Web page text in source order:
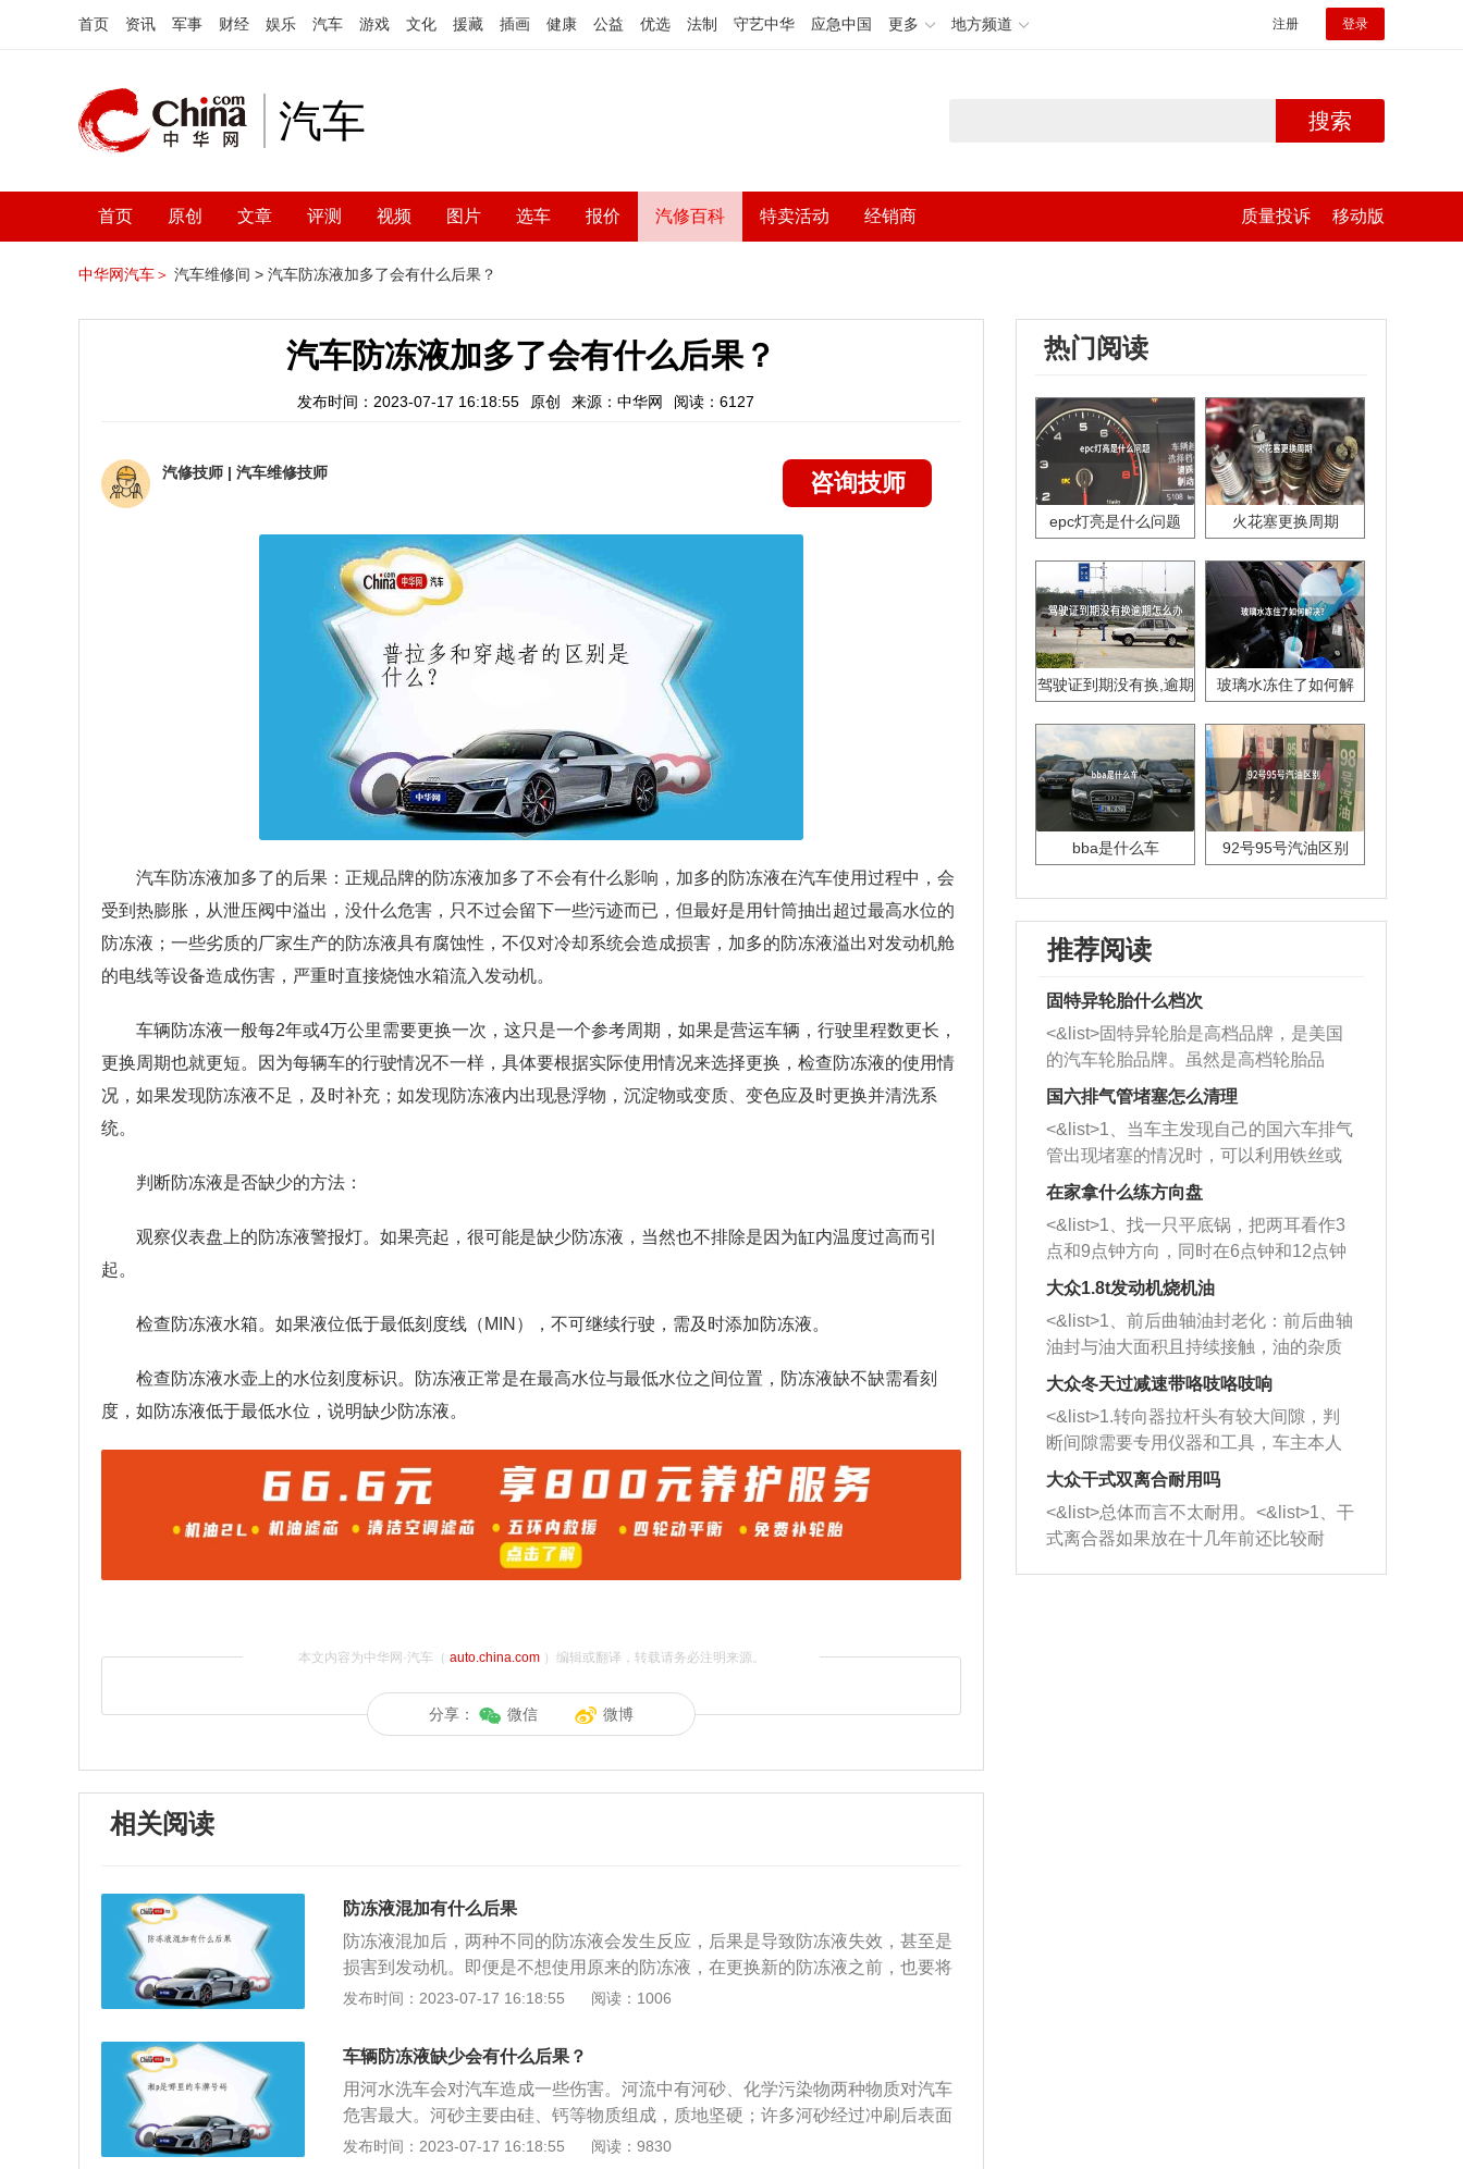
首页 资讯 军事 财经 娱乐 汽车 游戏 文化 援藏 插画 健康 公益 优选 法制 守艺中华 应急中国 更多 地方频道 注册 登录
汽车 搜索
首页 原创 文章 评测 视频 图片 选车 报价 汽修百科 特卖活动 经销商 质量投诉 移动版
中华网汽车＞ 汽车维修间 > 汽车防冻液加多了会有什么后果？
汽车防冻液加多了会有什么后果？
发布时间：2023-07-17 16:18:55 原创 来源：中华网 阅读：6127
汽修技师 | 汽车维修技师 咨询技师
汽车防冻液加多了的后果：正规品牌的防冻液加多了不会有什么影响，加多的防冻液在汽车使用过程中，会
受到热膨胀，从泄压阀中溢出，没什么危害，只不过会留下一些污迹而已，但最好是用针筒抽出超过最高水位的
防冻液；一些劣质的厂家生产的防冻液具有腐蚀性，不仅对冷却系统会造成损害，加多的防冻液溢出对发动机舱
的电线等设备造成伤害，严重时直接烧蚀水箱流入发动机。
车辆防冻液一般每2年或4万公里需要更换一次，这只是一个参考周期，如果是营运车辆，行驶里程数更长，
更换周期也就更短。因为每辆车的行驶情况不一样，具体要根据实际使用情况来选择更换，检查防冻液的使用情
况，如果发现防冻液不足，及时补充；如发现防冻液内出现悬浮物，沉淀物或变质、变色应及时更换并清洗系
统。
判断防冻液是否缺少的方法：
观察仪表盘上的防冻液警报灯。如果亮起，很可能是缺少防冻液，当然也不排除是因为缸内温度过高而引
起。
检查防冻液水箱。如果液位低于最低刻度线（MIN），不可继续行驶，需及时添加防冻液。
检查防冻液水壶上的水位刻度标识。防冻液正常是在最高水位与最低水位之间位置，防冻液缺不缺需看刻
度，如防冻液低于最低水位，说明缺少防冻液。
本文内容为中华网·汽车（ auto.china.com）编辑或翻译，转载请务必注明来源。
分享： 微信 微博
相关阅读
防冻液混加有什么后果
防冻液混加后，两种不同的防冻液会发生反应，后果是导致防冻液失效，甚至是
损害到发动机。即便是不想使用原来的防冻液，在更换新的防冻液之前，也要将
旧防冻液放干净，然后清洗干净冷却系统，最后才可以添加新的防冻液，避免旧
需要注意冬季时，要根据当地的最低气温进行挑选防冻液，避免防冻液出现结冰
现象。一旦出现结冰情况的话，首要任务是将防冻液进行解冻，然后更换上冰点
更低的防冻液，这样才能正常使用车辆。如果防冻液冻得不怎么严重的话，可以
自己进行处理，方法有打开车辆的引擎盖，让车子在太阳底下晒一晒，等待防冻
液的融化；还有就是往防冻液水箱中倒入适量的温水，使防冻液得以溶解。
发布时间：2023-07-17 16:18:55 阅读：1006
车辆防冻液缺少会有什么后果？
用河水洗车会对汽车造成一些伤害。河流中有河砂、化学污染物两种物质对汽车
危害最大。河砂主要由硅、钙等物质组成，质地坚硬；许多河砂经过冲刷后表面
会稍微光滑一些，但由于直径太小，在摩擦车身表面时，车漆不可避免地会脱
发布时间：2023-07-17 16:18:55 阅读：9830
热门阅读
epc灯亮是什么问题 火花塞更换周期
驾驶证到期没有换,逾期
玻璃水冻住了如何解
bba是什么车 92号95号汽油区别
推荐阅读
固特异轮胎什么档次
<&list>固特异轮胎是高档品牌，是美国
的汽车轮胎品牌。虽然是高档轮胎品
牌，但是中高低端的轮胎都有生产，这
也是为了更好的开拓市场。
国六排气管堵塞怎么清理
<&list>1、当车主发现自己的国六车排气
管出现堵塞的情况时，可以利用铁丝或
者是细棍，直接将杂物给取出来，如果
堵塞情况比较严重，也可以采取应急措
施。 <&list>2、直接利用木棍将所有的
杂物推到排气管里面的位置处，然后将
三元催化器拆解开，就可以将堵塞的东
西取出来。但如果是因为积碳过多引起
的堵塞，就需要将三元催化器泡在草酸
洗剂对堵塞的情况得到解决，将清洗剂
放在燃油箱中，与燃油混合后，车辆启
动时，就可以和汽油一起进入到燃烧
室，最后形成废气排出，就可以让三元
催化器得到清洗，排气管堵塞的情况就
能够得到解决。
在家拿什么练方向盘
<&list>1、找一只平底锅，把两耳看作3
点和9点钟方向，同时在6点钟和12点钟
方向做一个标记。 <&list>2、双手握住
一圈半的练习，往右同样也要打相同的
圈数。 <&list>3、最后强调要反复练
习，这样就可以形成肌肉记忆，在真实
驾驶车辆时，不需要记忆也能打好方
向。
大众1.8t发动机烧机油
<&list>1、前后曲轴油封老化：前后曲轴
油封与油大面积且持续接触，油的杂质
和发动机内持续温度变化使其密封效果
逐渐减弱，导致渗油或漏油。<&list>2、
活塞间隙过大：积碳会使活塞环与缸体
的间隙扩大，导致机油流入燃烧室中，
造成烧机油。<&list>3、机油粘度。使用
机油粘度过小的话，同样会有烧机油现
象，机油粘度过小具有很好的流动性，
大众冬天过减速带咯吱咯吱响
<&list>1.转向器拉杆头有较大间隙，判
断间隙需要专用仪器和工具，车主本人
无法制作，需要将车辆送到修理厂或4s
店；<&list>2.车辆半轴套管防尘罩破
裂，破裂后会出现漏油现象，使半轴磨
损严重，磨损的半轴容易损坏，产生异
响；<&list>3.稳定器的转向胶套和球头
大众干式双离合耐用吗
<&list>总体而言不太耐用。<&list>1、干
式离合器如果放在十几年前还比较耐